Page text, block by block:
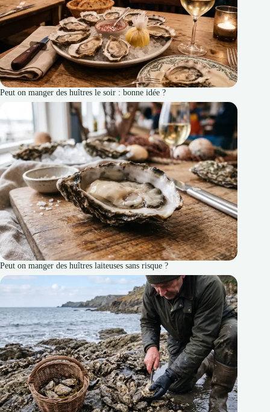
Peut on manger des huîtres le soir : bonne idée ?
Peut on manger des huîtres laiteuses sans risque ?